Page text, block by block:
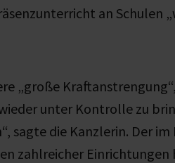
an Schulen
„große
unter Kontrolle zu
sagte die Kanzlerin. Der
zahlreicher Einrichtungen